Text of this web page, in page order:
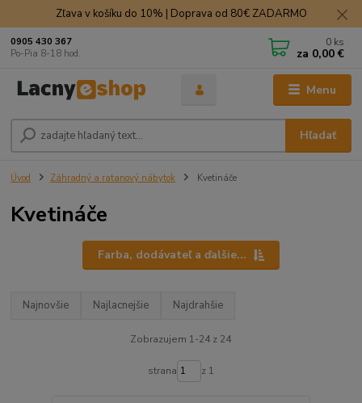
Zľava v košíku do 10% | Doprava od 80€ ZADARMO
Menu
Hľadať
0905 430 367
Po-Pia 8-18 hod.
0 ks
za 0,00 €
Úvod Záhradný a ratanový nábytok Kvetináče
Kvetináče
Farba, dodávateľ a ďalšie...
Najnovšie Najlacnejšie Najdrahšie
Zobrazujem 1-24 z 24
strana z 1